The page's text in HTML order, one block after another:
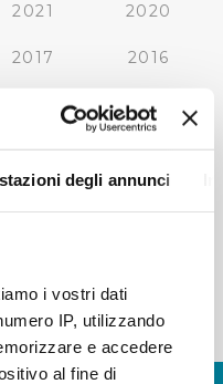
degli annunci
i vostri dati
IP, utilizzando
e accedere
al fine di
2021 2020
2017 2016
2012
2009 2008
4